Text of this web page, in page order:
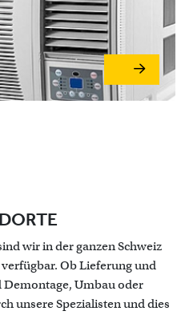
wir in der ganzen Schweiz
Ob Lieferung und
Umbau oder
unsere Spezialisten und dies